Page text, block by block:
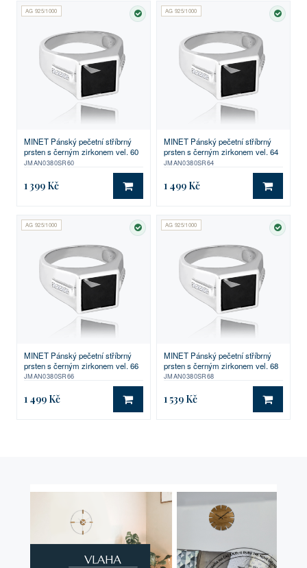
AG 925/1000
SKLADEM
MINET Pánský pečetní stříbrný
prsten s černým zirkonem vel. 60
JMAN0380SR60
1 399 Kč DO KOŠÍKU
AG 925/1000
MINET Pánský pečetní stříbrný
prsten s černým zirkonem vel. 64
JMAN0380SR64
1 499 Kč DO
AG 925/1000
SKLADEM
MINET Pánský pečetní stříbrný
prsten s černým zirkonem vel. 66
JMAN0380SR66
1 499 Kč DO KOŠÍKU
AG 925/1000
MINET Pánský pečetní stříbrný
prsten s černým zirkonem vel. 68
JMAN0380SR68
1 539 Kč DO